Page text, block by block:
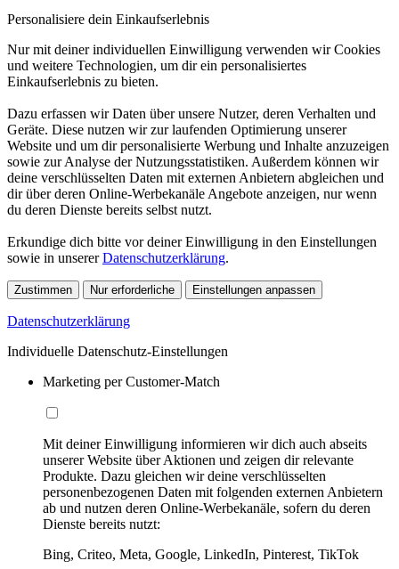
Personalisiere dein Einkaufserlebnis
Nur mit deiner individuellen Einwilligung verwenden wir Cookies
und weitere Technologien, um dir ein personalisiertes
Einkaufserlebnis zu bieten.
Dazu erfassen wir Daten über unsere Nutzer, deren Verhalten und
Geräte. Diese nutzen wir zur laufenden Optimierung unserer
Website und um dir personalisierte Werbung und Inhalte anzuzeigen
sowie zur Analyse der Nutzungsstatistiken. Außerdem können wir
deine verschlüsselten Daten mit externen Anbietern abgleichen und
dir über deren Online-Werbekanäle Angebote anzeigen, nur wenn
du deren Dienste bereits selbst nutzt.
Erkundige dich bitte vor deiner Einwilligung in den Einstellungen
sowie in unsererDatenschutzerklärung.
Zustimmen Nur erforderliche Einstellungen anpassen
Datenschutzerklärung
Individuelle Datenschutz-Einstellungen
Marketing per Customer-Match
Mit deiner Einwilligung informieren wir dich auch abseits
unserer Website über Aktionen und zeigen dir relevante
Produkte. Dazu gleichen wir deine verschlüsselten
personenbezogenen Daten mit folgenden externen Anbietern
ab und nutzen deren Online-Werbekanäle, sofern du deren
Dienste bereits nutzt:
Bing, Criteo, Meta, Google, LinkedIn, Pinterest, TikTok